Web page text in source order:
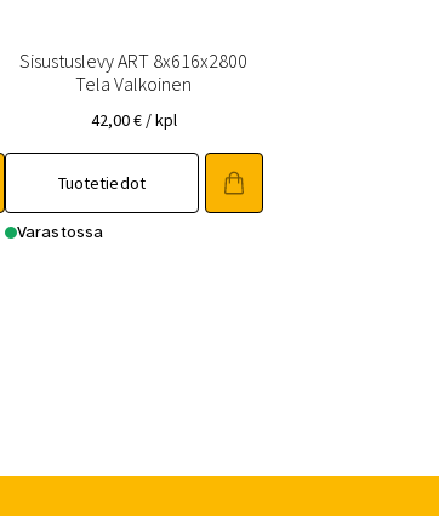
Sisustuslevy ART 8x616x2800
Tela Valkoinen
42,00€ / kpl
Tuotetiedot
Varastossa